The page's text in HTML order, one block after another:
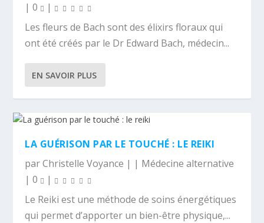
|0
|
Les fleurs de Bach sont des élixirs floraux qui
ont été créés par le Dr Edward Bach, médecin...
EN SAVOIR PLUS
LA GUÉRISON PAR LE TOUCHÉ : LE REIKI
parChristelle Voyance | | Médecine alternative
|0
|
Le Reiki est une méthode de soins énergétiques
qui permet d’apporter un bien-être physique,...